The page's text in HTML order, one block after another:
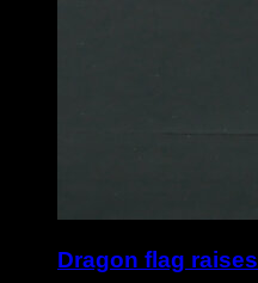
Dragon flag raises